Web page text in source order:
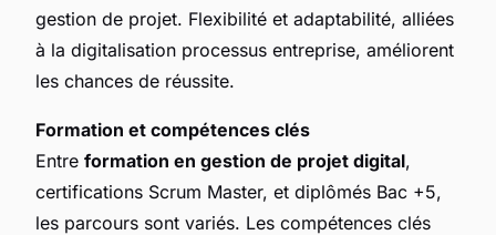
gestion de projet. Flexibilité et adaptabilité, alliées
à la digitalisation processus entreprise, améliorent
les chances de réussite.
Formation et compétences clés
Entre formation en gestion de projet digital,
certifications Scrum Master, et diplômés Bac +5,
les parcours sont variés. Les compétences clés